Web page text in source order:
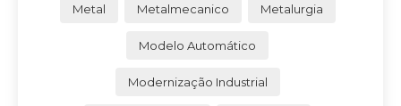
Metal Metalmecanico Metalurgia
Modelo Automático
Modernização Industrial